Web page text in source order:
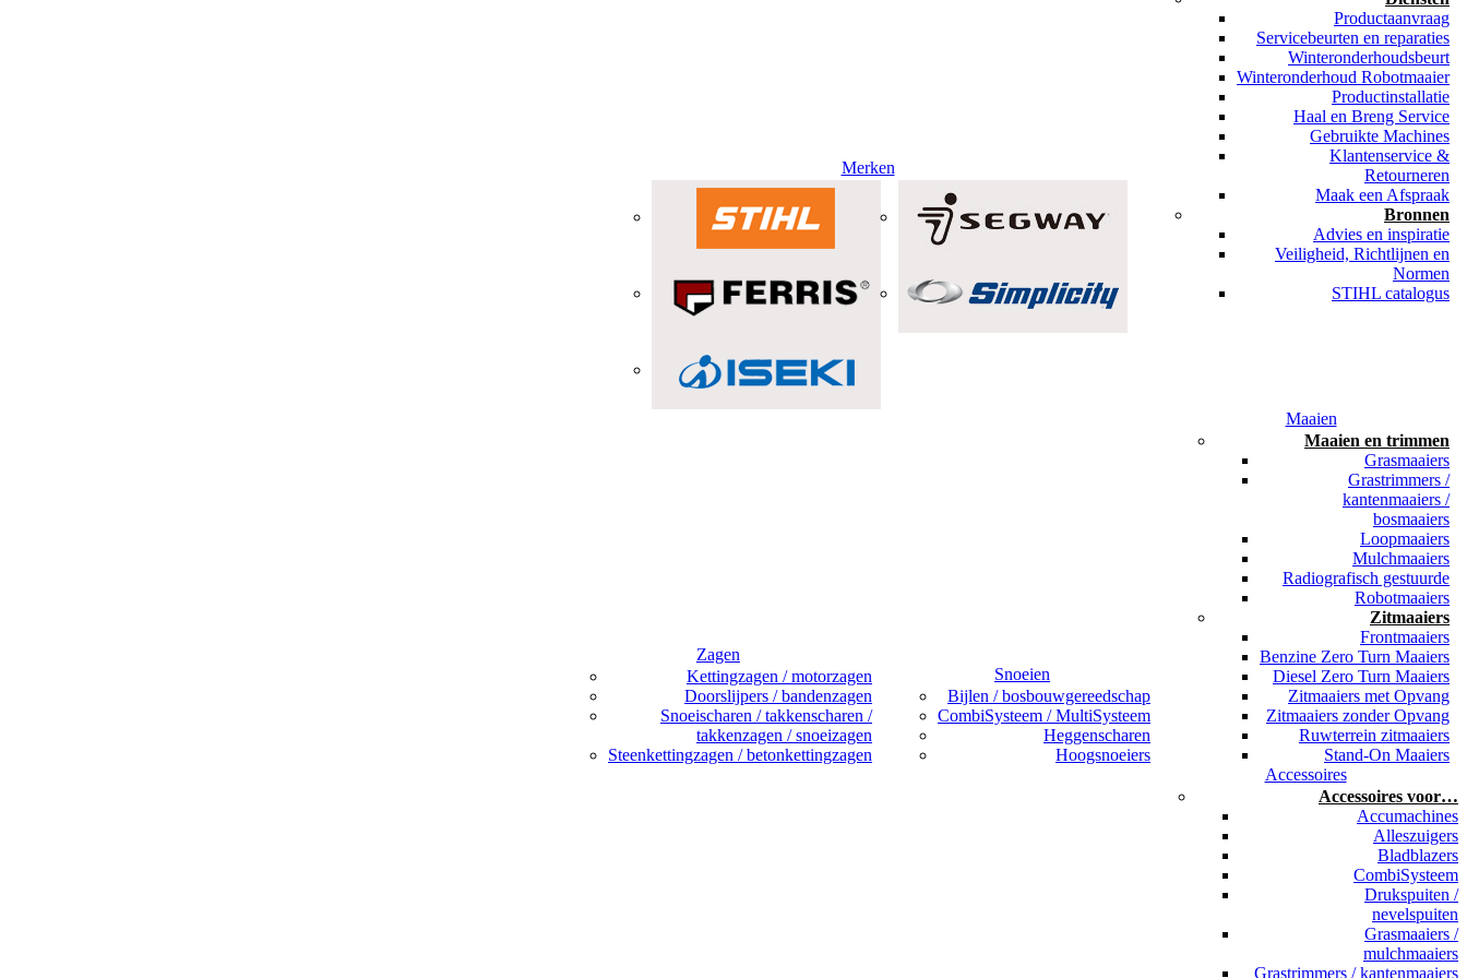
Merken
Productaanvraag
Servicebeurten en reparaties
Winteronderhoudsbeurt
Winteronderhoud Robotmaaier
Productinstallatie
Haal en Breng Service
Gebruikte Machines
Klantenservice &
Retourneren
Maak een Afspraak
Bronnen
Advies en inspiratie
Veiligheid, Richtlijnen en
Normen
STIHL catalogus
Zagen
Kettingzagen / motorzagen
Doorslijpers / bandenzagen
Snoeischaren / takkenscharen /
takkenzagen / snoeizagen
Steenkettingzagen / betonkettingzagen
Snoeien
Bijlen / bosbouwgereedschap
CombiSysteem / MultiSysteem
Heggenscharen
Hoogsnoeiers
Maaien
Maaien en trimmen
Grasmaaiers
Grastrimmers /
kantenmaaiers /
bosmaaiers
Loopmaaiers
Mulchmaaiers
Radiografisch gestuurde
Robotmaaiers
Zitmaaiers
Frontmaaiers
Benzine Zero Turn Maaiers
Diesel Zero Turn Maaiers
Zitmaaiers met Opvang
Zitmaaiers zonder Opvang
Ruwterrein zitmaaiers
Stand-On Maaiers
Accessoires
Accessoires voor…
Accumachines
Alleszuigers
Bladblazers
CombiSysteem
Drukspuiten /
nevelspuiten
Grasmaaiers /
mulchmaaiers
Grastrimmers / kantenmaaiers